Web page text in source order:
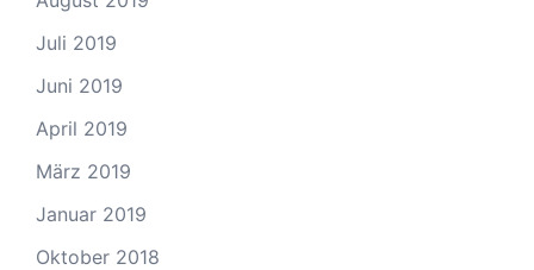
Juli 2019
Juni 2019
April 2019
März 2019
Januar 2019
Oktober 2018